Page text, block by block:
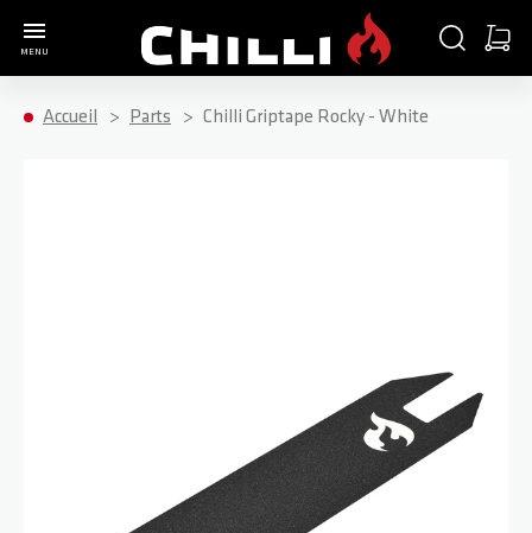
MENU
CHERCHER
Accueil Parts Chilli Griptape Rocky - White